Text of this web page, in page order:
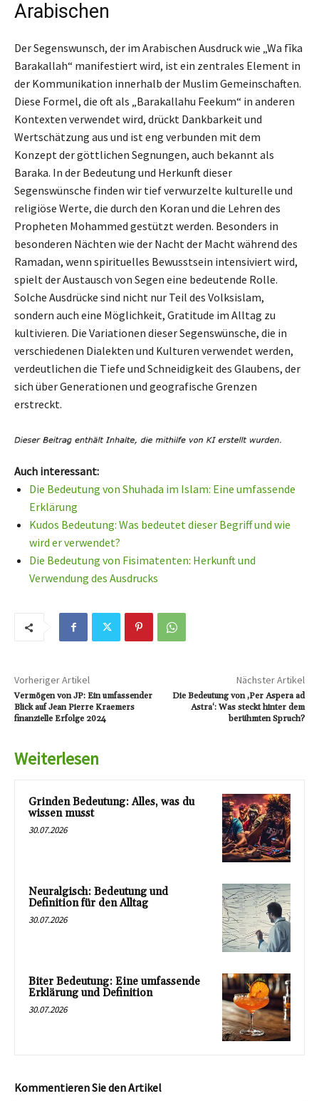
Arabischen
Der Segenswunsch, der im Arabischen Ausdruck wie „Wa fīka
Barakallah“ manifestiert wird, ist ein zentrales Element in
der Kommunikation innerhalb der Muslim Gemeinschaften.
Diese Formel, die oft als „Barakallahu Feekum“ in anderen
Kontexten verwendet wird, drückt Dankbarkeit und
Wertschätzung aus und ist eng verbunden mit dem
Konzept der göttlichen Segnungen, auch bekannt als
Baraka. In der Bedeutung und Herkunft dieser
Segenswünsche finden wir tief verwurzelte kulturelle und
religiöse Werte, die durch den Koran und die Lehren des
Propheten Mohammed gestützt werden. Besonders in
besonderen Nächten wie der Nacht der Macht während des
Ramadan, wenn spirituelles Bewusstsein intensiviert wird,
spielt der Austausch von Segen eine bedeutende Rolle.
Solche Ausdrücke sind nicht nur Teil des Volksislam,
sondern auch eine Möglichkeit, Gratitude im Alltag zu
kultivieren. Die Variationen dieser Segenswünsche, die in
verschiedenen Dialekten und Kulturen verwendet werden,
verdeutlichen die Tiefe und Schneidigkeit des Glaubens, der
sich über Generationen und geografische Grenzen
erstreckt.
Auch interessant:
Die Bedeutung von Shuhada im Islam: Eine umfassende
Erklärung
Kudos Bedeutung: Was bedeutet dieser Begriff und wie
wird er verwendet?
Die Bedeutung von Fisimatenten: Herkunft und
Verwendung des Ausdrucks
Vorheriger Artikel
Vermögen von JP: Ein umfassender
Blick auf Jean Pierre Kraemers
finanzielle Erfolge 2024
Nächster Artikel
Die Bedeutung von ‚Per Aspera ad
Astra‘: Was steckt hinter dem
berühmten Spruch?
Weiterlesen
Grinden Bedeutung: Alles, was du
wissen musst
30.07.2026
Neuralgisch: Bedeutung und
Definition für den Alltag
30.07.2026
Biter Bedeutung: Eine umfassende
Erklärung und Definition
30.07.2026
Kommentieren Sie den Artikel